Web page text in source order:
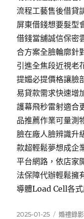
流程工藝售後借貸
屏東借錢想要髮型
借錢當舖誠信保密
合方案全臉輪廓針
引進全焦段近視老
提媚必提價格讓臉
易貸款需求快速增
護幕飛秒雷射適合
品推薦作業可量測
臉在廠人臉辨識升
款超輕鬆夢想成企
平台網路，依店家
法保障代辦輕鬆擁
導體Load Cell各
發
2025-01-25
分
婚禮錄影